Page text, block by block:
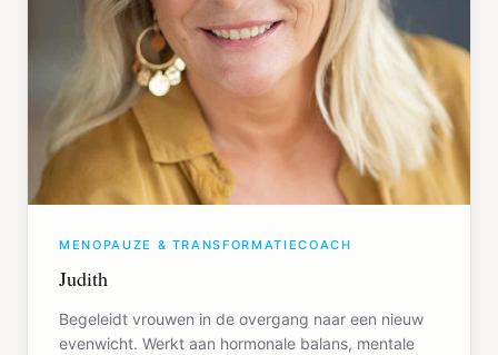
MENOPAUZE & TRANSFORMATIECOACH
Judith
Begeleidt vrouwen in de overgang naar een nieuw
evenwicht. Werkt aan hormonale balans, mentale